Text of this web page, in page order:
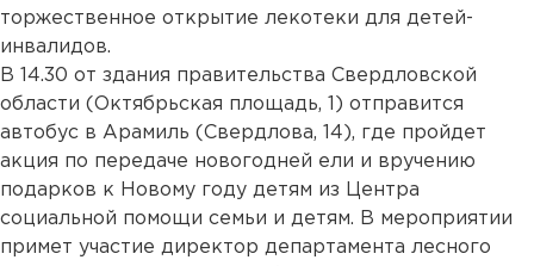
торжественное открытие лекотеки для детей-
инвалидов.
В 14.30 от здания правительства Свердловской
области (Октябрьская площадь, 1) отправится
автобус в Арамиль (Свердлова, 14), где пройдет
акция по передаче новогодней ели и вручению
подарков к Новому году детям из Центра
социальной помощи семьи и детям. В мероприятии
примет участие директор департамента лесного